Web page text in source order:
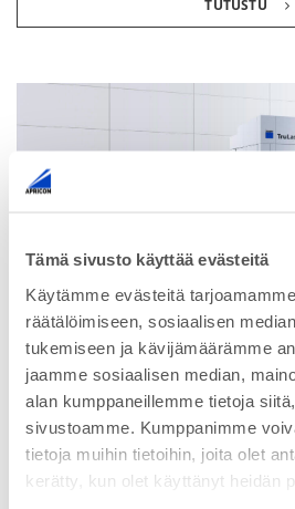
Tämä sivusto käyttää evästeitä
Käytämme evästeitä
räätälöimiseen, sosiaalisen
tukemiseen ja kävijämäärämme
jaamme sosiaalisen median,
alan kumppaneillemme tietoja
sivustoamme. Kumppanimme
tietoja muihin tietoihin, joita olet
kerätty, kun olet käyttänyt heidän
TUTUSTU
TruLaser Cell 3000
Ainutlaatuinen ja universaali 5-
TUTUSTU